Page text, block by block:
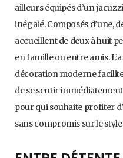
ailleurs équipés d’un
inégalé. Composés d’une,
accueillent de deux à huit
en famille ou entre amis.
décoration moderne
de se sentir
pour qui souhaite profiter
sans compromis sur le